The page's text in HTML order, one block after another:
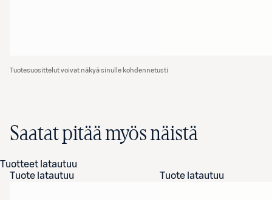
Tuotesuosittelut voivat näkyä sinulle kohdennetusti
Saatat pitää myös näistä
Tuotteet latautuu
Tuote latautuu
Tuote latautuu